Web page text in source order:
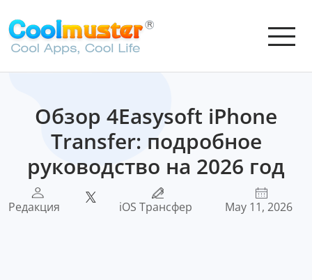
Обзор 4Easysoft iPhone
Transfer: подробное
руководство на 2026 год
Редакция iOS Трансфер May 11, 2026